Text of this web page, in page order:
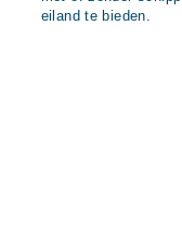
eiland te bieden.